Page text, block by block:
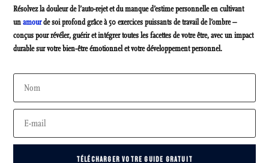
Résolvez la douleur de l’auto-rejet et du manque d’estime personnelle en cultivant
unamourde soi profond grâce à 50 exercices puissants de travail de l’ombre –
conçus pour révéler, guérir et intégrer toutes les facettes de votre être, avec un impact
durable sur votre bien-être émotionnel et votre développement personnel.
TÉLÉCHARGER VOTRE GUIDE GRATUIT